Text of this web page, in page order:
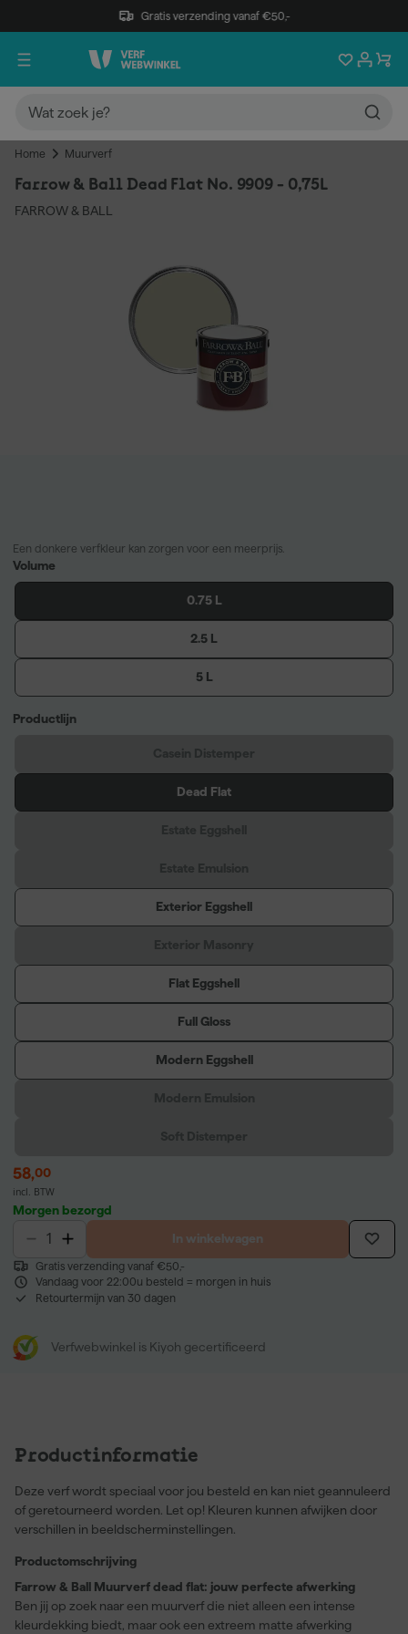
Gratis verzending vanaf €50,-
Home Muurverf
Farrow & Ball Dead Flat No. 9909 - 0,75L
FARROW & BALL
Een donkere verfkleur kan zorgen voor een meerprijs.
Volume
0.75 L
2.5 L
5 L
Productlijn
Dead Flat
Exterior Eggshell
Flat Eggshell
Full Gloss
Modern Eggshell
58,00
incl. BTW
Morgen bezorgd
In winkelwagen
Gratis verzending vanaf €50,-
Vandaag voor 22:00u besteld = morgen in huis
Retourtermijn van 30 dagen
Verfwebwinkel is Kiyoh gecertificeerd
Productinformatie
Deze verf wordt speciaal voor jou besteld en kan niet geannuleerd
of geretourneerd worden. Let op! Kleuren kunnen afwijken door
verschillen in beeldscherminstellingen.
Productomschrijving
Farrow & Ball Muurverf dead flat: jouw perfecte afwerking
Ben jij op zoek naar een muurverf die niet alleen een intense
kleurdekking biedt, maar ook een extreem matte afwerking